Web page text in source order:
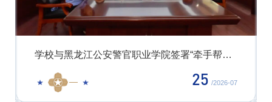
学校召开审计工作领导小组第一次全体（扩大）会议
19 /2026-07
学校与青海警官职业学院签署“牵手帮扶”合作框架协议
03 /2026-08
学校与黑龙江公安警官职业学院签署“牵手帮扶”合作协议
25 /2026-07
学校召开审计工作领导小组第一次全体（扩大）会议
19 /2026-07
学校与青海警官职业学院签署“牵手帮扶”合作框架协议
03 /2026-08